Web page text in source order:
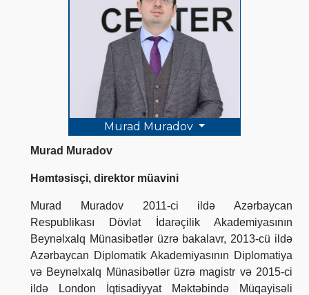
Murad Muradov
Murad Muradov
Həmtəsisçi, direktor müavini
Murad Muradov 2011-ci ildə Azərbaycan
Respublikası Dövlət İdarəçilik Akademiyasının
Beynəlxalq Münasibətlər üzrə bakalavr, 2013-cü ildə
Azərbaycan Diplomatik Akademiyasının Diplomatiya
və Beynəlxalq Münasibətlər üzrə magistr və 2015-ci
ildə London İqtisadiyyat Məktəbində Müqayisəli